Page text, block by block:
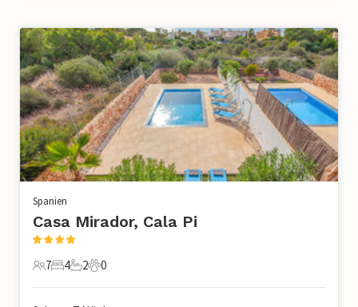
Spanien
Casa Mirador, Cala Pi
7 Gäste
7
4 Schlafzimmer
4
2 Badezimmer
2
0 Haustiere
0